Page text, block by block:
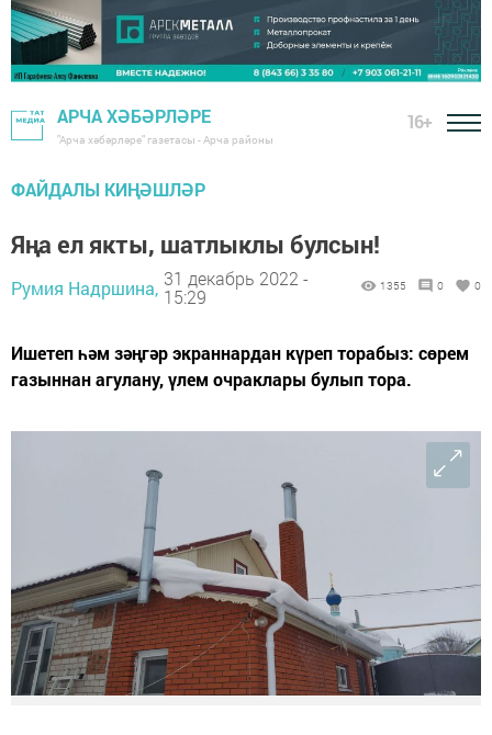
АРЧА ХӘБӘРЛӘРЕ
"Арча хәбәрләре" газетасы - Арча районы
16+
ФАЙДАЛЫ КИҢӘШЛӘР
Яңа ел якты, шатлыклы булсын!
Румия Надршина, 31 декабрь 2022 -
15:29
1355 0 0
Ишетеп һәм зәңгәр экраннардан күреп торабыз: сөрем
газыннан агулану, үлем очраклары булып тора.